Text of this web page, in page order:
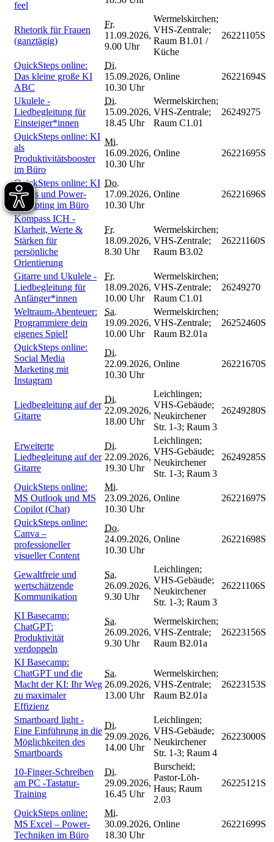
feel
Rhetorik für Frauen
(ganztägig)
Fr.
11.09.2026,
9.00 Uhr
Wermelskirchen;
VHS-Zentrale;
Raum B1.01 /
Küche
26221105S
QuickSteps online:
Das kleine große KI
ABC
Di.
15.09.2026,
10.30 Uhr
Online 26221694S
Ukulele -
Liedbegleitung für
Einsteiger*innen
Di.
15.09.2026,
18.45 Uhr
Wermelskirchen;
VHS-Zentrale;
Raum C1.01
26249275
QuickSteps online: KI
als
Produktivitätsbooster
im Büro
Mi.
16.09.2026,
10.30 Uhr
Online 26221695S
QuickSteps online: KI
Hacks und Power-
Prompting im Büro
Do.
17.09.2026,
10.30 Uhr
Online 26221696S
Kompass ICH -
Klarheit, Werte &
Stärken für
persönliche
Orientierung
Fr.
18.09.2026,
8.30 Uhr
Wermelskirchen;
VHS-Zentrale;
Raum B3.02
26221160S
Gitarre und Ukulele -
Liedbegleitung für
Anfänger*innen
Fr.
18.09.2026,
10.00 Uhr
Wermelskirchen;
VHS-Zentrale;
Raum C1.01
26249270
Weltraum-Abenteuer:
Programmiere dein
eigenes Spiel!
Sa.
19.09.2026,
10.00 Uhr
Wermelskirchen;
VHS-Zentrale;
Raum B2.01a
26252460S
QuickSteps online:
Social Media
Marketing mit
Instagram
Di.
22.09.2026,
10.30 Uhr
Online 26221670S
Liedbegleitung auf der
Gitarre
Di.
22.09.2026,
18.00 Uhr
Leichlingen;
VHS-Gebäude;
Neukirchener
Str. 1-3; Raum 3
26249280S
Erweiterte
Liedbegleitung auf der
Gitarre
Di.
22.09.2026,
19.30 Uhr
Leichlingen;
VHS-Gebäude;
Neukirchener
Str. 1-3; Raum 3
26249285S
QuickSteps online:
MS Outlook und MS
Copilot (Chat)
Mi.
23.09.2026,
10.30 Uhr
Online 26221697S
QuickSteps online:
Canva –
professioneller
visueller Content
Do.
24.09.2026,
10.30 Uhr
Online 26221698S
Gewaltfreie und
wertschätzende
Kommunikation
Sa.
26.09.2026,
9.30 Uhr
Leichlingen;
VHS-Gebäude;
Neukirchener
Str. 1-3; Raum 3
26221106S
KI Basecamp:
ChatGPT:
Produktivität
verdoppeln
Sa.
26.09.2026,
9.30 Uhr
Wermelskirchen;
VHS-Zentrale;
Raum B2.01a
26223156S
KI Basecamp:
ChatGPT und die
Macht der KI: Ihr Weg
zu maximaler
Effizienz
Sa.
26.09.2026,
13.00 Uhr
Wermelskirchen;
VHS-Zentrale;
Raum B2.01a
26223153S
Smartboard light -
Eine Einführung in die
Möglichkeiten des
Smartboards
Di.
29.09.2026,
14.00 Uhr
Leichlingen;
VHS-Gebäude;
Neukirchener
Str. 1-3; Raum 4
26223000S
10-Finger-Schreiben
am PC -Tastatur-
Training
Di.
29.09.2026,
16.45 Uhr
Burscheid;
Pastor-Löh-
Haus; Raum
2.03
26225121S
QuickSteps online:
MS Excel – Power-
Techniken im Büro
Mi.
30.09.2026,
18.30 Uhr
Online 26221699S